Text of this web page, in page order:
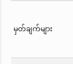
မှတ်ချက်များ